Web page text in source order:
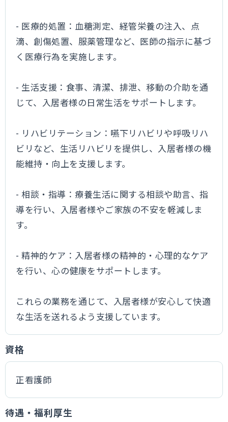
- 医療的処置：血糖測定、経管栄養の注入、点
滴、創傷処置、服薬管理など、医師の指示に基づ
く医療行為を実施します。
- 生活支援：食事、清潔、排泄、移動の介助を通
じて、入居者様の日常生活をサポートします。
- リハビリテーション：嚥下リハビリや呼吸リハ
ビリなど、生活リハビリを提供し、入居者様の機
能維持・向上を支援します。
- 相談・指導：療養生活に関する相談や助言、指
導を行い、入居者様やご家族の不安を軽減しま
す。
- 精神的ケア：入居者様の精神的・心理的なケア
を行い、心の健康をサポートします。
これらの業務を通じて、入居者様が安心して快適
な生活を送れるよう支援しています。
資格
正看護師
待遇・福利厚生